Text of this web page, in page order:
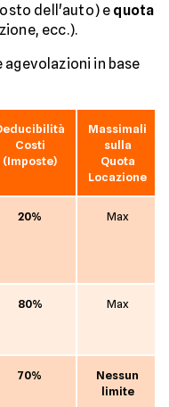
dell'auto) e quota
ecc.).
in base
Costi
(Imposte)
Massimali
sulla
Quota
Locazione
20% Max
80% Max
70%
Nessun
limite